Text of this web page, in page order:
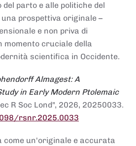
parto e alle politiche del
prospettiva originale –
e non priva di
momento cruciale della
scientifica in Occidente.
Almagest: A
in Early Modern Ptolemaic
R Soc Lond", 2026, 20250033.
rsnr.2025.0033
come un'originale e accurata